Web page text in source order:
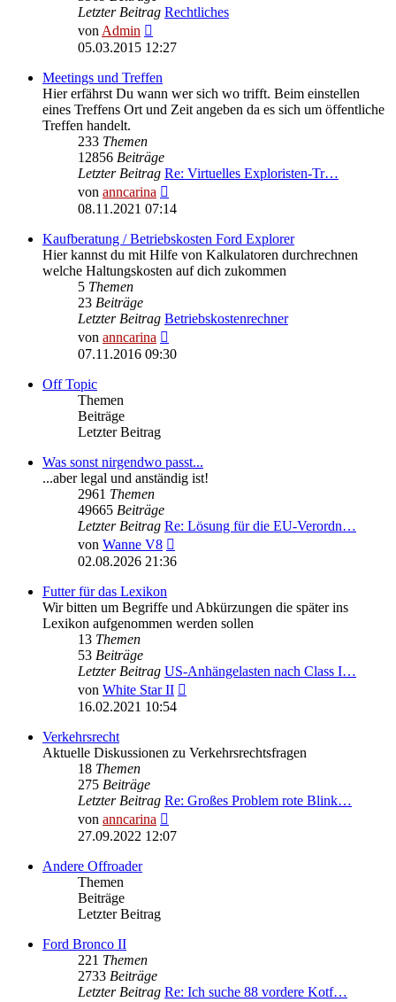
Letzter Beitrag Rechtliches
vonAdmin
Beitrag
05.03.2015 12:27
Meetings und Treffen
Hier erfährst Du wann wer sich wo trifft. Beim einstellen
eines Treffens Ort und Zeit angeben da es sich um öffentliche
Treffen handelt.
233 Themen
12856 Beiträge
Letzter Beitrag Re: Virtuelles Exploristen-Tr…
von anncarina
Beitrag
08.11.2021 07:14
Kaufberatung / Betriebskosten Ford Explorer
Hier kannst du mit Hilfe von Kalkulatoren durchrechnen
welche Haltungskosten auf dich zukommen
5 Themen
23 Beiträge
Letzter Beitrag Betriebskostenrechner
von anncarina
Beitrag
07.11.2016 09:30
Off Topic
Themen
Beiträge
Letzter Beitrag
Was sonst nirgendwo passt...
...aber legal und anständig ist!
2961 Themen
49665 Beiträge
Letzter Beitrag Re: Lösung für die EU‑Verordn…
von Wanne V8
Beitrag
02.08.2026 21:36
Futter für das Lexikon
Wir bitten um Begriffe und Abkürzungen die später ins
Lexikon aufgenommen werden sollen
13 Themen
53 Beiträge
Letzter Beitrag US-Anhängelasten nach Class I…
von White Star II
16.02.2021 10:54
Verkehrsrecht
Aktuelle Diskussionen zu Verkehrsrechtsfragen
18 Themen
275 Beiträge
Letzter Beitrag Re: Großes Problem rote Blink…
von anncarina
Beitrag
27.09.2022 12:07
Andere Offroader
Themen
Beiträge
Letzter Beitrag
Ford Bronco II
221 Themen
2733 Beiträge
Letzter Beitrag Re: Ich suche 88 vordere Kotf…